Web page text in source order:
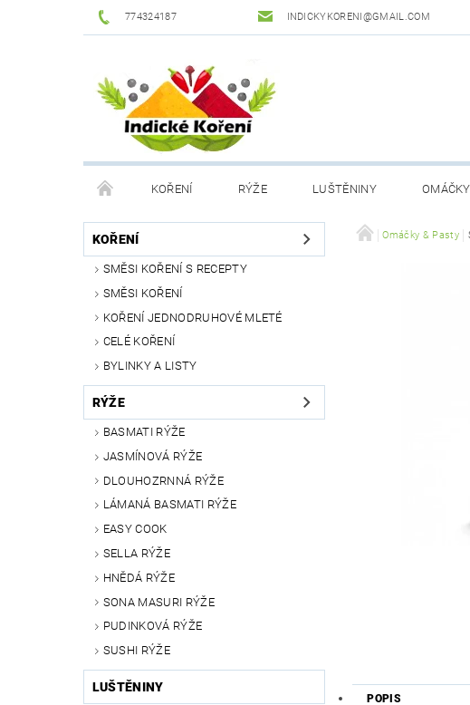
774324187 INDICKYKORENI@GMAIL.COM
KOŘENÍ RÝŽE LUŠTĚNINY
DROGERIE PODMÍNKY OCHRANY OSOBNÍCH ÚDAJŮ
KOŘENÍ
SMĚSI KOŘENÍ S RECEPTY
SMĚSI KOŘENÍ
KOŘENÍ JEDNODRUHOVÉ MLETÉ
CELÉ KOŘENÍ
BYLINKY A LISTY
RÝŽE
BASMATI RÝŽE
JASMÍNOVÁ RÝŽE
DLOUHOZRNNÁ RÝŽE
LÁMANÁ BASMATI RÝŽE
EASY COOK
SELLA RÝŽE
HNĚDÁ RÝŽE
SONA MASURI RÝŽE
PUDINKOVÁ RÝŽE
SUSHI RÝŽE
LUŠTĚNINY
Omáčky & Pasty
POPIS